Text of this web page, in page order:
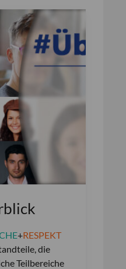
+RESPEKT
die
Teilbereiche